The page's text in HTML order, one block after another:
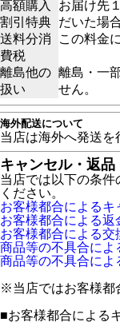
高額購入
割引特典
お届け先
だいた場
送料分消
費税
この料金
離島他の
扱い
離島・一
せん。
海外配送について
当店は海外へ発送を
キャンセル・返
当店では以下の条
ください。
お客様都合によるキ
お客様都合による返
お客様都合による交
商品等の不具合によ
商品等の不具合によ
※当店ではお客様都
■お客様都合による